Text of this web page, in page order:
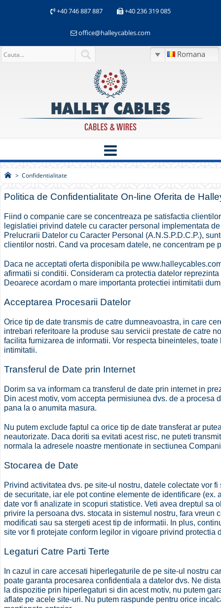
+40 746 887 887 +40 236 319 085
office@halleycables.com
Romana
> Confidentialitate
Politica de Confidentialitate On-line Oferita de
Fiind o companie care se concentreaza pe satisfactia
legislatiei privind datele cu caracter personal implementata
Prelucrarii Datelor cu Caracter Personal (A.N.S.P.D.C.P.),
clientilor nostri. Cand va procesam datele, ne concentram pe
Daca ne acceptati oferta disponibila pe
afirmatii si conditii. Consideram ca protectia datelor
Deoarece acordam o mare importanta protectiei intimitatii
Acceptarea Procesarii Datelor
Orice tip de date transmis de catre dumneavoastra, in care
intrebari referitoare la produse sau servicii prestate de catre
facilita furnizarea de informatii. Vor respecta bineinteles,
intimitatii.
Transferul de Date prin Internet
Dorim sa va informam ca transferul de date prin internet in
Din acest motiv, vom accepta permisiunea dvs. de a procesa
pana la o anumita masura.
Nu putem exclude faptul ca orice tip de date transferat ar
neautorizate. Daca doriti sa evitati acest risc, ne puteti
normala la adresele noastre mentionate in sectiunea
Stocarea de Date
Privind activitatea dvs. pe site-ul nostru, datele colectate vor
de securitate, iar ele pot contine elemente de identificare (ex.
date vor fi analizate in scopuri statistice. Veti avea dreptul sa
privire la persoana dvs. stocata in sistemul nostru, fara vreun
modificati sau sa stergeti acest tip de informatii. In plus,
site vor fi protejate conform legilor in vigoare privind protectia
Legaturi Catre Parti Terte
In cazul in care accesati hiperlegaturile de pe site-ul nostru
poate garanta procesarea confidentiala a datelor dvs. Ne
la dispozitie prin hiperlegaturi si din acest motiv, nu putem
aflate pe acele site-uri. Nu putem raspunde pentru orice